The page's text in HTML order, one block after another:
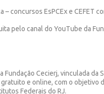
concursos EsPCEx e CEFET
pelo canal do YouTube da
Fundação Cecierj, vinculada da
e online, com o objetivo
Federais do RJ.